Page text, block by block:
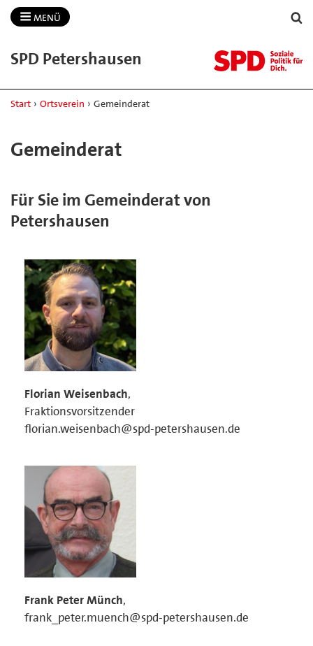
MENÜ
SPD Petershausen
Start › Ortsverein › Gemeinderat
Gemeinderat
Für Sie im Gemeinderat von
Petershausen
Florian Weisenbach,
Fraktionsvorsitzender
florian.weisenbach@spd-petershausen.de
Frank Peter Münch,
frank_peter.muench@spd-petershausen.de